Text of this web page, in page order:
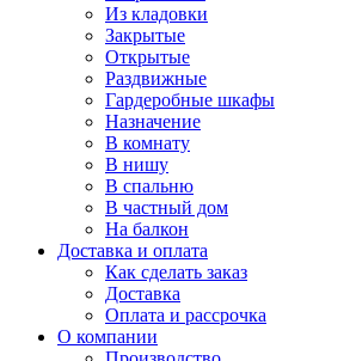
Из кладовки
Закрытые
Открытые
Раздвижные
Гардеробные шкафы
Назначение
В комнату
В нишу
В спальню
В частный дом
На балкон
Доставка и оплата
Как сделать заказ
Доставка
Оплата и рассрочка
О компании